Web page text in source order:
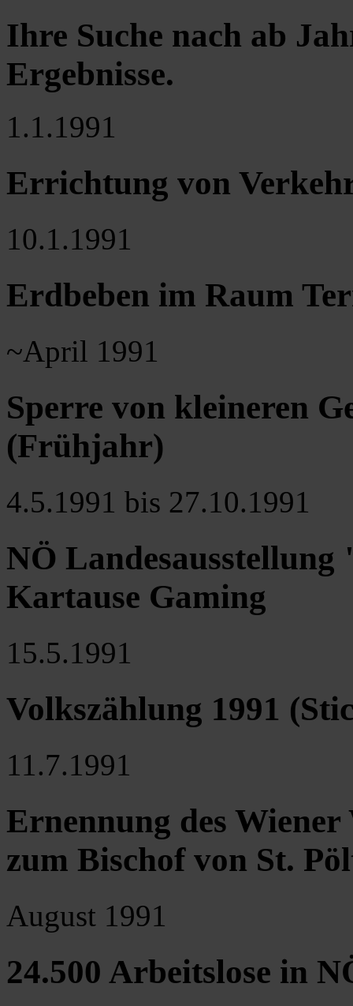
Ihre Suche nach ab
Ergebnisse.
1.1.1991
Errichtung von
10.1.1991
Erdbeben im Raum
~April 1991
Sperre von kleineren
(Frühjahr)
4.5.1991 bis 27.10.1991
NÖ
Kartause Gaming
15.5.1991
Volkszählung 1991
11.7.1991
Ernennung des
zum Bischof von St.
August 1991
24.500 Arbeitslose in